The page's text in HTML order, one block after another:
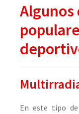
Algunos
En este tipo